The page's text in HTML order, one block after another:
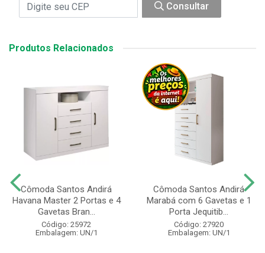
Consultar
Produtos Relacionados
Cômoda Santos Andirá
Havana Master 2 Portas e 4
Gavetas Bran...
Código: 25972
Embalagem: UN/1
Cômoda Santos Andirá
Marabá com 6 Gavetas e 1
Porta Jequitib...
Código: 27920
Embalagem: UN/1